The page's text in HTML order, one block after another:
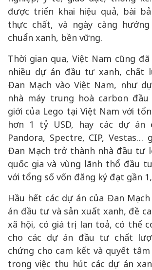
được triển khai hiệu quả, bài
thực chất, và ngày càng
chuẩn xanh, bền vững.
Thời gian qua, Việt Nam cũng
nhiều dự án đầu tư xanh, chất
Đan Mạch vào Việt Nam, như
nhà máy trung hoà carbon
giới của Lego tại Việt Nam với
hơn 1 tỷ USD, hay các dự án
Pandora, Spectre, CIP, Vestas…
Đan Mạch trở thành nhà đầu tư
quốc gia và vùng lãnh thổ đầu
với tổng số vốn đăng ký đạt gần
Hầu hết các dự án của Đan
án đầu tư và sản xuất xanh, đề
xã hội, có giá trị lan toả, có thể
cho các dự án đầu tư chất
chứng cho cam kết và quyết
trong việc thu hút các dự án